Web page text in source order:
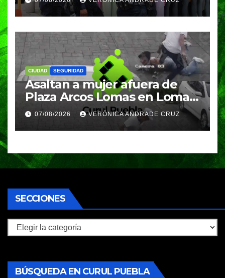
clases
CIUDAD SEGURIDAD
Asaltan a mujer afuera de
Plaza Arcos Lomas en Lomas
de Angelópolis; delincuentes
huyeron en auto
07/08/2026 VERÓNICA ANDRADE CRUZ
SECCIONES
Secciones
BÚSQUEDA EN CURUL PUEBLA